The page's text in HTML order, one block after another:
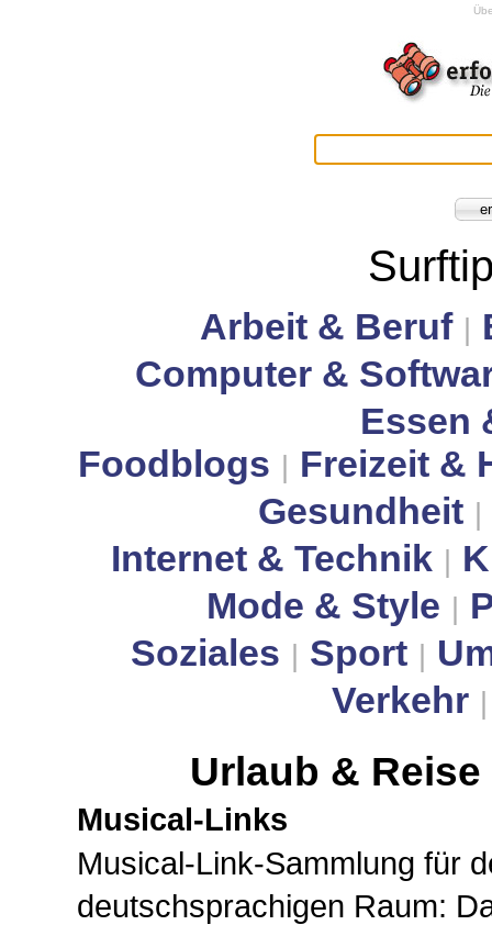
Arbeit & Beruf
Computer &
Essen
Foodblogs
Freizeit &
Gesundheit
Internet & Technik
Mode & Style
Soziales
Sport
Verkehr
Urlaub & Reise
Musical-Links
Musical-Link-Sammlung für
deutschsprachigen Raum: